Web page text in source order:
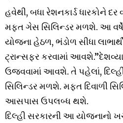
હવેથી, બધા રેશનકાર્ડ ધારકોને દર
મફત ગેસ સિલિન્ડર મળશે. આ
યોજના હેઠળ, ભંડોળ સીધા
ટ્રાન્સફર કરવામાં
ઉજવવામાં આવશે. તે પહેલાં,
સિલિન્ડર મળશે. મફત દિવાળી
આસપાસ ઉપલબ્ધ થશે.
દિલ્હી સરકારની આ યોજનાનો